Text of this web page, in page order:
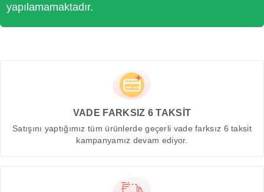
yapılamamaktadır.
VADE FARKSIZ 6 TAKSİT
Satışını yaptığımız tüm ürünlerde geçerli vade farksız 6 taksit
kampanyamız devam ediyor.